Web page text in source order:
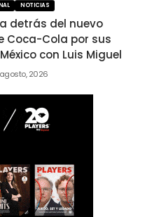
NOTICIAS
detrás del nuevo
Coca-Cola por sus
con Luis Miguel
2026